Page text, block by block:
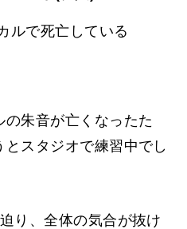
ルで死亡している
朱音が亡くなったた
スタジオで練習中でし
り、全体の気合が抜け